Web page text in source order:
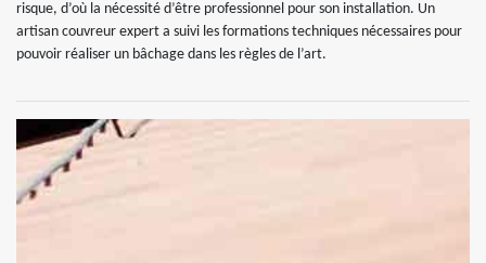
risque, d’où la nécessité d’être professionnel pour son installation. Un
artisan couvreur expert a suivi les formations techniques nécessaires pour
pouvoir réaliser un bâchage dans les règles de l’art.